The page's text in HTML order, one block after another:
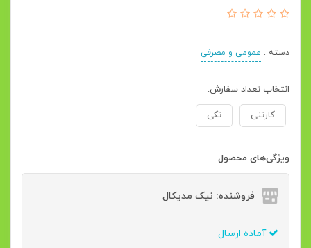
دسته : عمومی و مصرفی
انتخاب تعداد سفارش:
کارتنی تکی
ویژگی‌های محصول
فروشنده: نیک مدیکال
آماده ارسال